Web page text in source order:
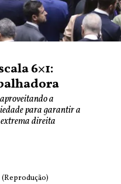
6×1:
a
para garantir a
direita
(Reprodução)